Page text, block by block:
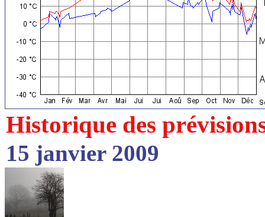
Historique des
15 janvier 2009